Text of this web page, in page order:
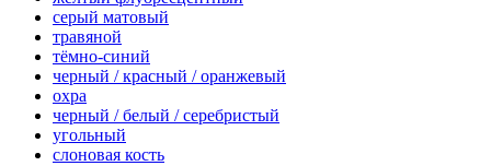
серый матовый
травяной
тёмно-синий
черный / красный / оранжевый
охра
черный / белый / серебристый
угольный
слоновая кость